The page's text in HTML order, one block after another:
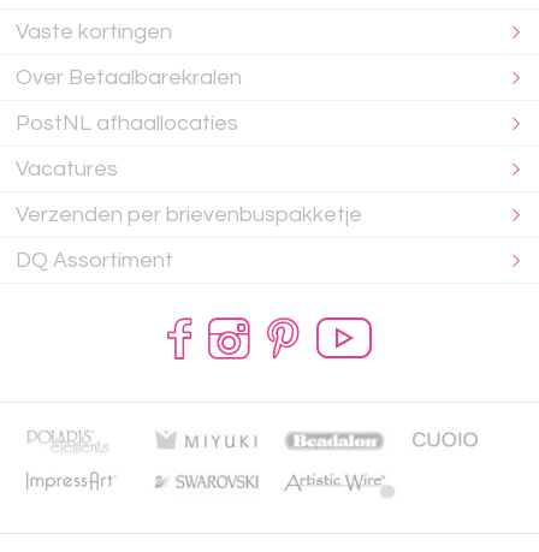
Vaste kortingen
Over Betaalbarekralen
PostNL afhaallocaties
Vacatures
Verzenden per brievenbuspakketje
DQ Assortiment